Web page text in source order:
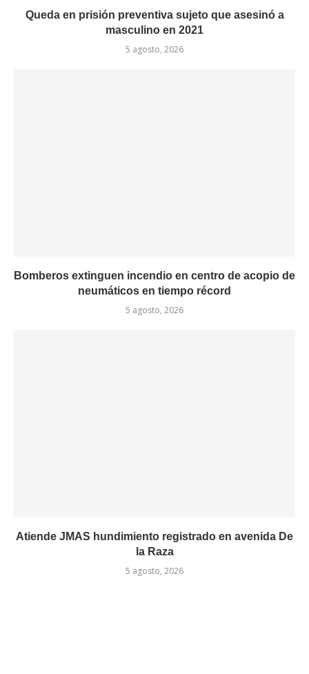
Queda en prisión preventiva sujeto que asesinó a
masculino en 2021
5 agosto, 2026
Bomberos extinguen incendio en centro de acopio de
neumáticos en tiempo récord
5 agosto, 2026
Atiende JMAS hundimiento registrado en avenida De
la Raza
5 agosto, 2026